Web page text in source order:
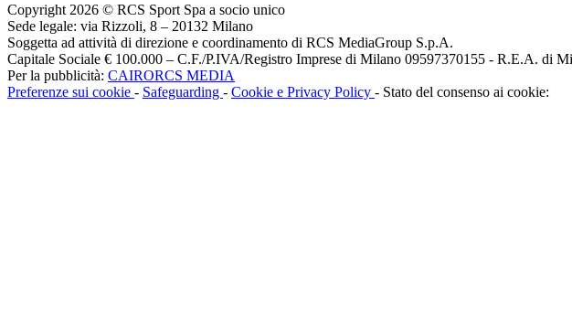
Copyright 2026 © RCS Sport Spa a socio unico
Sede legale: via Rizzoli, 8 – 20132 Milano
Soggetta ad attività di direzione e coordinamento di RCS MediaGroup S.p.A.
Capitale Sociale € 100.000 – C.F./P.IVA/Registro Imprese di Milano 09597370155 - R.E.A. di
Per la pubblicità: CAIRORCS MEDIA
Preferenze sui cookie - Safeguarding - Cookie e Privacy Policy - Stato del consenso ai cookie: